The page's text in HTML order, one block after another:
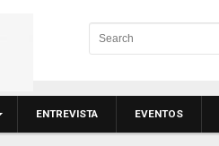
ENTREVISTA EVENTOS